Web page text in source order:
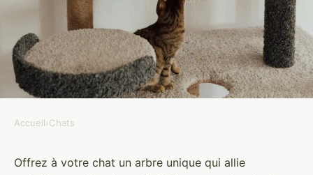
Arbre à chat original : design
Accueil›Chats
Offrez à votre chat un arbre unique qui allie